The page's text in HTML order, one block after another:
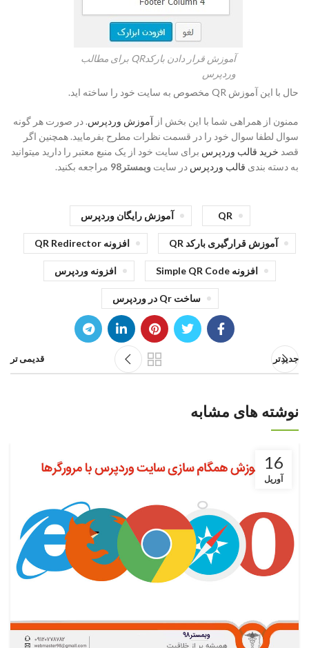
آموزش قرار دادن بارکدQR برای مطالب
وردپرس
حال با این آموزش QR مخصوص به سایت خود را ساخته اید.
ممنون از همراهی شما با این بخش از آموزش وردپرس. در صورت هر گونه
سوال لطفا سوال خود را در قسمت نظرات مطرح بفرمایید. همچنین اگر
قصد خرید قالب وردپرس برای سایت خود از یک منبع معتبر را دارید میتوانید
به دسته بندی قالب وردپرس در سایت وبمستر98 مراجعه بکنید.
QR آموزش رایگان وردپرس
آموزش قرارگیری بارکد QR افزونه QR Redirector
افزونه Simple QR Code افزونه وردپرس
ساخت Qr در وردپرس
جدیدتر قدیمی تر
نوشته های مشابه
16
آوریل